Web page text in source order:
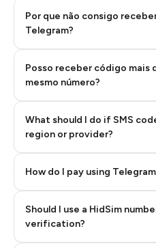
Por que não consigo
Telegram?
Posso receber código mais
mesmo número?
What should I do if SMS
region or provider?
How do I pay using
Step 3: Pay our bot with
Should I use a HidSim
verification?
Quality